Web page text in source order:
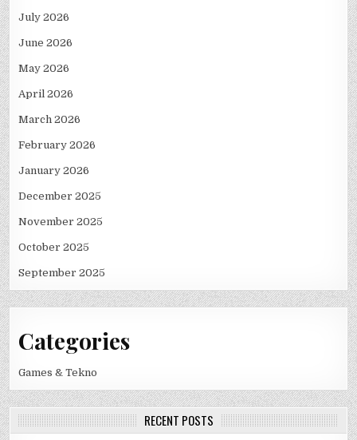
July 2026
June 2026
May 2026
April 2026
March 2026
February 2026
January 2026
December 2025
November 2025
October 2025
September 2025
Categories
Games & Tekno
RECENT POSTS